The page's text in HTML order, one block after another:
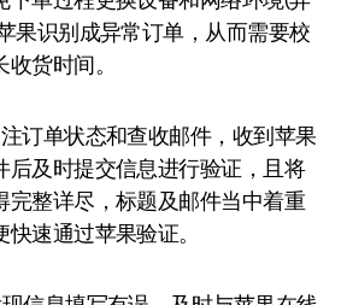
果识别成异常订单，从而需要校
货时间。
订单状态和查收邮件，收到苹果
后及时提交信息进行验证，且将
完整详尽，标题及邮件当中着重
速通过苹果验证。